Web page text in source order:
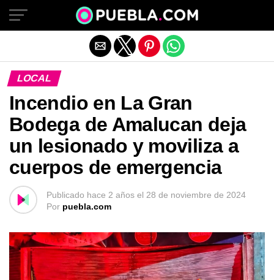
LOCAL
Incendio en La Gran
Bodega de Amalucan deja
un lesionado y moviliza a
cuerpos de emergencia
Publicado hace 2 años el 28 de noviembre de 2024
Por puebla.com
Salir de la versión móvil